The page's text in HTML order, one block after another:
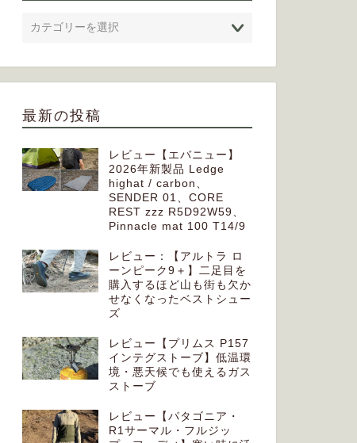
最新の投稿
レビュー【エバニュー】
2026年新製品 Ledge
highat / carbon、
SENDER 01、CORE
REST zzz R5D92W59、
Pinnacle mat 100 T14/9
レビュー：【アルトラ ロ
ーンピーク9＋】二足目を
購入するほど山も街も欠か
せなくなったベストシュー
ズ
レビュー【プリムス P157
インテグストーブ】低温環
境・悪天候でも使えるガス
ストーブ
レビュー【パタゴニア・
R1サーマル・フルジッ